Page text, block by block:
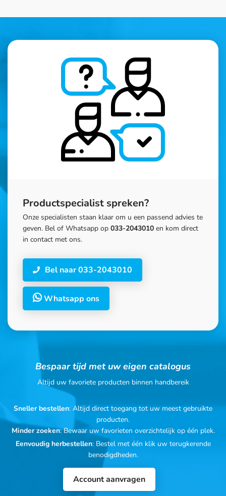
Productspecialist spreken?
Onze specialisten staan klaar om u een passend advies te
geven. Bel of Whatsapp op 033-2043010 en kom direct
in contact met ons.
Bel naar 033-2043010
Whatsapp ons
Bespaar tijd met uw eigen catalogus
Altijd uw favoriete producten binnen handbereik
Sneller bestellen: Altijd direct toegang tot uw meest gebruikte
producten.
Minder zoeken: Bewaar uw favorieten overzichtelijk op één plek.
Eenvoudig herbestellen: Bestel met één klik uw terugkerende
benodigdheden.
Account aanvragen